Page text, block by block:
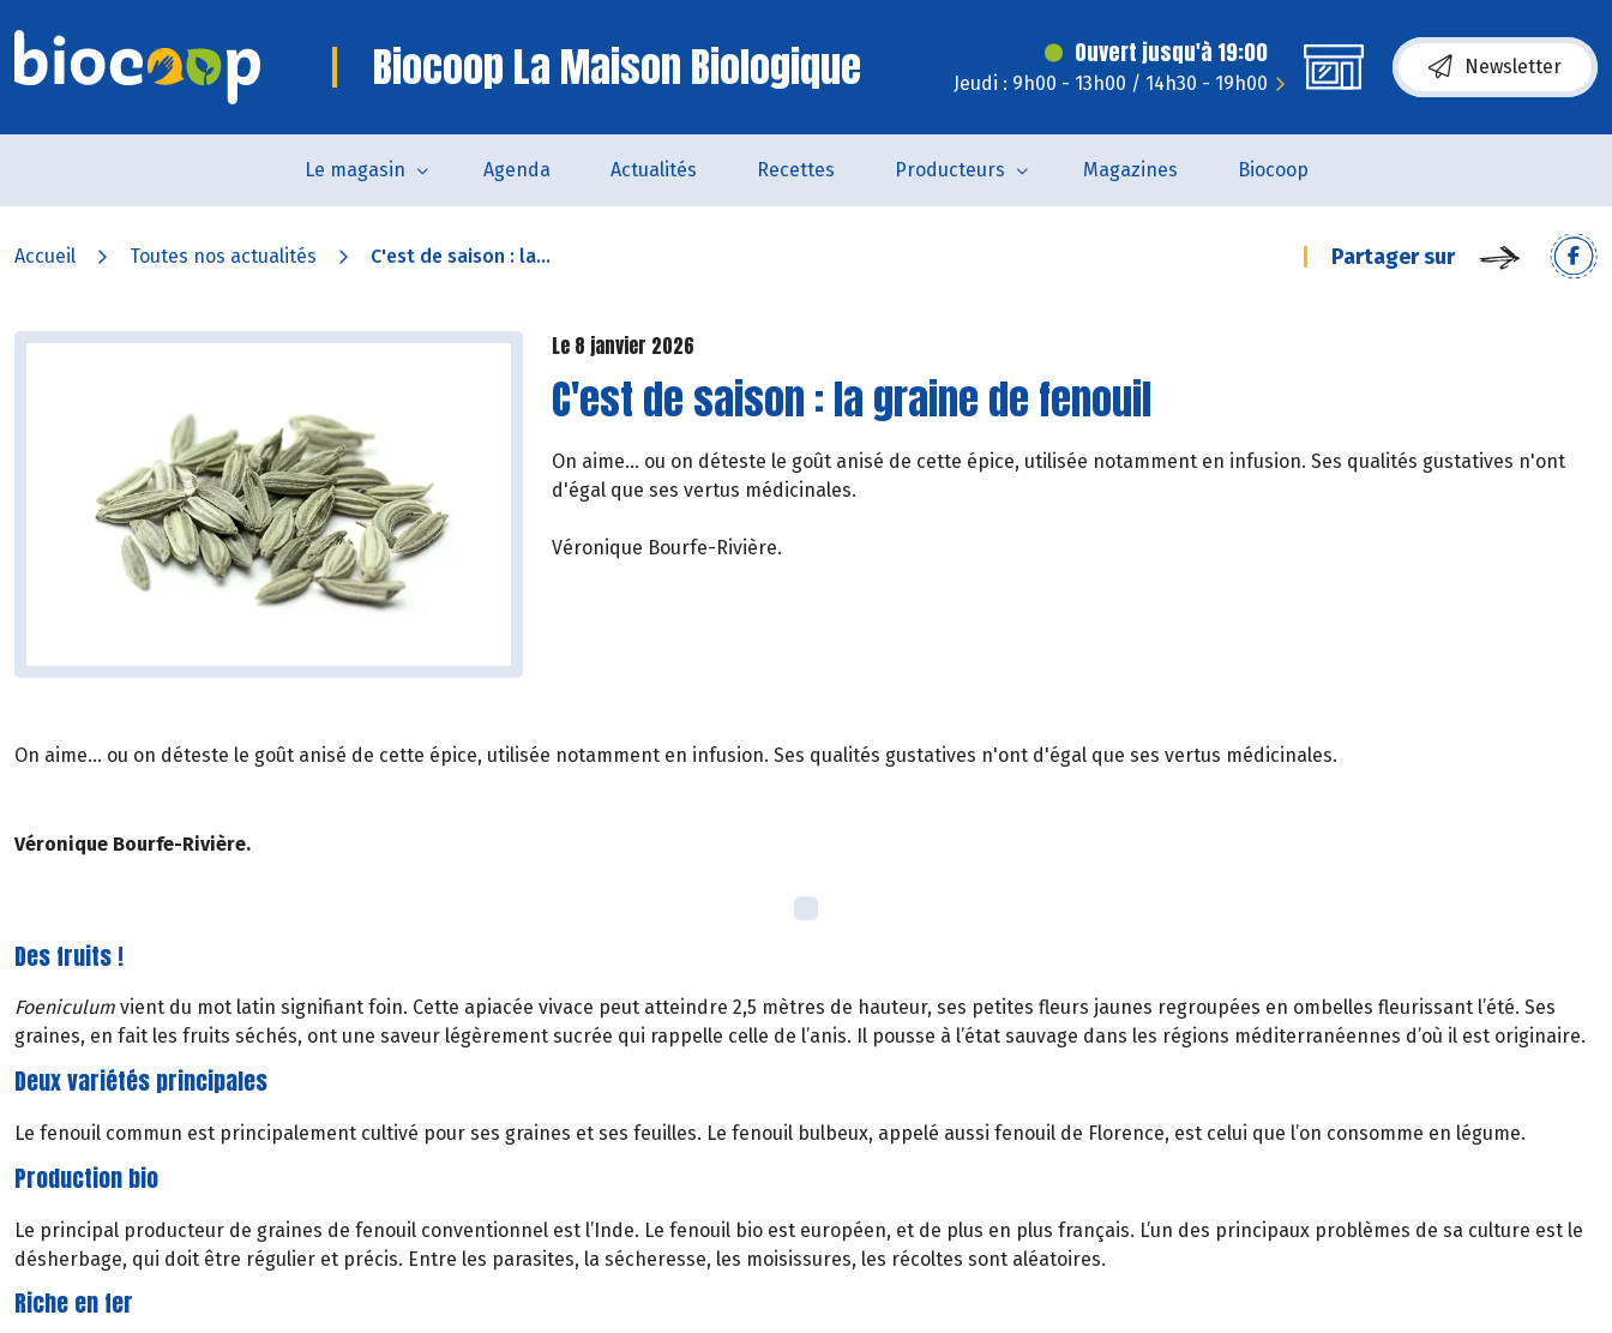
Biocoop La Maison Biologique Ouvert jusqu'à 19:00
Jeudi : 9h00 - 13h00 / 14h30 - 19h00
Newsletter
Le magasin Agenda Actualités Recettes Producteurs Magazines Biocoop
Accueil Toutes nos actualités C'est de saison : la... Partager sur
Le 8 janvier 2026
C'est de saison : la graine de fenouil
On aime... ou on déteste le goût anisé de cette épice, utilisée notamment en infusion. Ses qualités gustatives n'ont
d'égal que ses vertus médicinales.
Véronique Bourfe-Rivière.
On aime... ou on déteste le goût anisé de cette épice, utilisée notamment en infusion. Ses qualités gustatives n'ont d'égal que ses vertus médicinales.
Véronique Bourfe-Rivière.
Des fruits !
Foeniculum vient du mot latin signifiant foin. Cette apiacée vivace peut atteindre 2,5 mètres de hauteur, ses petites fleurs jaunes regroupées en ombelles fleurissant l’été. Ses
graines, en fait les fruits séchés, ont une saveur légèrement sucrée qui rappelle celle de l’anis. Il pousse à l’état sauvage dans les régions méditerranéennes d’où il est originaire.
Deux variétés principales
Le fenouil commun est principalement cultivé pour ses graines et ses feuilles. Le fenouil bulbeux, appelé aussi fenouil de Florence, est celui que l’on consomme en légume.
Production bio
Le principal producteur de graines de fenouil conventionnel est l’Inde. Le fenouil bio est européen, et de plus en plus français. L’un des principaux problèmes de sa culture est le
désherbage, qui doit être régulier et précis. Entre les parasites, la sécheresse, les moisissures, les récoltes sont aléatoires.
Riche en fer